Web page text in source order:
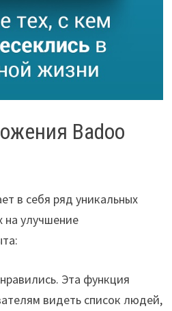
Badoo
в себя ряд уникальных
на улучшение
Эта функция
видеть список людей,